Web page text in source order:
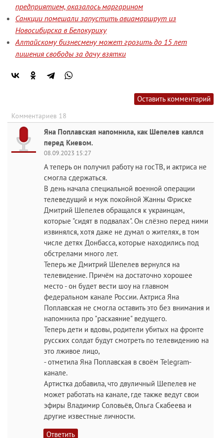
предприятием, оказалось маргарином
Санкции помешали запустить авиамаршрут из
Новосибирска в Белокуриху
Алтайскому бизнесмену может грозить до 15 лет
лишения свободы за дачу взятки
Оставить комментарий
Комментариев 18
Яна Поплавская напомнила, как Шепелев каялся
перед Киевом.
08.09.2023 15:27
А теперь он получил работу на госТВ, и актриса не
смогла сдержаться.
В день начала специальной военной операции
телеведущий и муж покойной Жанны Фриске
Дмитрий Шепелев обращался к украинцам,
которые "сидят в подвалах". Он слёзно перед ними
извинялся, хотя даже не думал о жителях, в том
числе детях Донбасса, которые находились под
обстрелами много лет.
Теперь же Дмитрий Шепелев вернулся на
телевидение. Причём на достаточно хорошее
место - он будет вести шоу на главном
федеральном канале России. Актриса Яна
Поплавская не смогла оставить это без внимания и
напомнила про "раскаяние" ведущего.
Теперь дети и вдовы, родители убитых на фронте
русских солдат будут смотреть по телевидению на
это лживое лицо,
- отметила Яна Поплавская в своём Telegram-
канале.
Артистка добавила, что двуличный Шепелев не
может работать на канале, где также ведут свои
эфиры Владимир Соловьёв, Ольга Скабеева и
другие известные личности.
Ответить